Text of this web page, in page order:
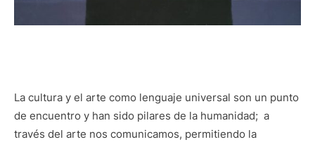
La cultura y el arte como lenguaje universal son un punto
de encuentro y han sido pilares de la humanidad; a
través del arte nos comunicamos, permitiendo la